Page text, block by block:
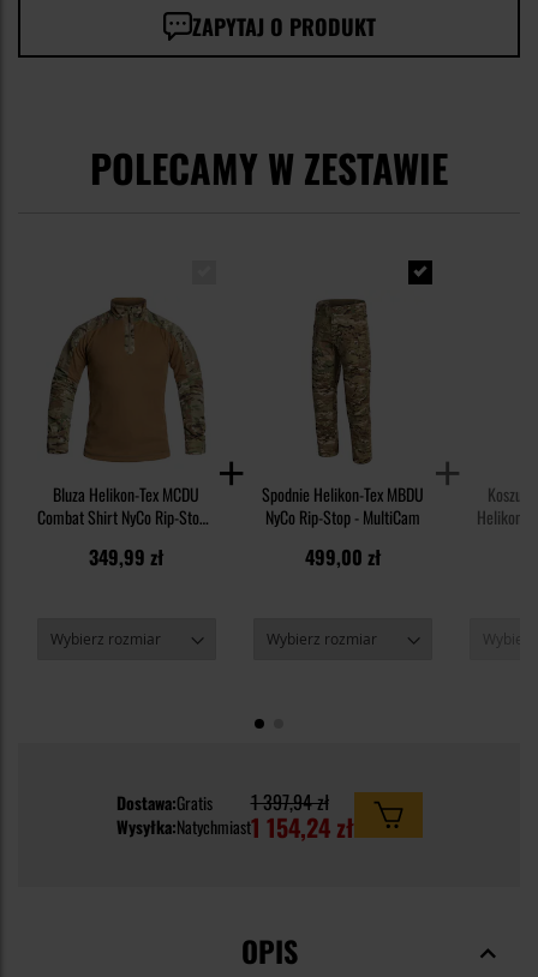
ZAPYTAJ O PRODUKT
POLECAMY W ZESTAWIE
Bluza Helikon-Tex MCDU
Combat Shirt NyCo Rip-Stop -
349,99 zł
Spodnie Helikon-Tex MBDU
NyCo Rip-Stop - MultiCam
499,00 zł
Helikon-
Dostawa:Gratis
Wysyłka:Natychmiast
1 397,94 zł
1 154,24 zł
OPIS